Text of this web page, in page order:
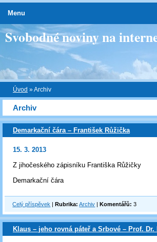
Svobodné noviny na
Úvod »Archiv
Archiv
Demarkační čára – František Růžička
15. 3. 2013
Z jihočeského zápisníku Františka Růžičky
Demarkační čára
Celý příspěvek |Rubrika: Archiv |Komentářů: 3
Klaus – jeho rovná páteř a Srbové – Prof. Dr.
Menu